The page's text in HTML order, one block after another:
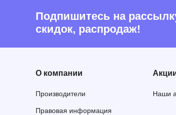
Подпишитесь на
скидок, распродаж!
О компании
Производители
Правовая информация
Наши